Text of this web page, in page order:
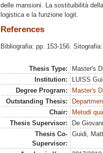
delle mansioni. La sostituibilità
logistica e la funzione logit.
References
Bibliografia: pp. 153-156.
Thesis Type:
Master's
Institution:
LUISS
Degree Program:
Master's
Outstanding Thesis:
Chair:
Metodi
Thesis Supervisor:
De
Thesis Co-
Supervisor:
Guidi,